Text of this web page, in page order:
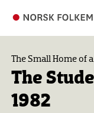
The Small Home of
The
1982